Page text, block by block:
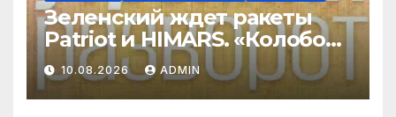
Зеленский ждет ракеты
Patriot и HIMARS. «Колобок»
против «Человека паука».
Путин наградил ST/
Орешкин*
10.08.2026 ADMIN